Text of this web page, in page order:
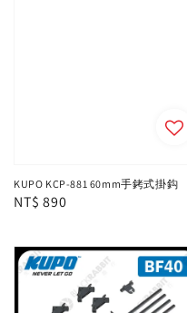
KUPO KCP-881 60mm手銬式掛鈎
Regular
NT$ 890